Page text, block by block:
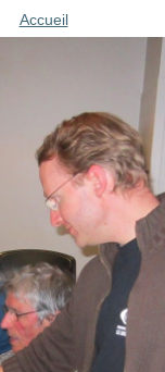
Accueil